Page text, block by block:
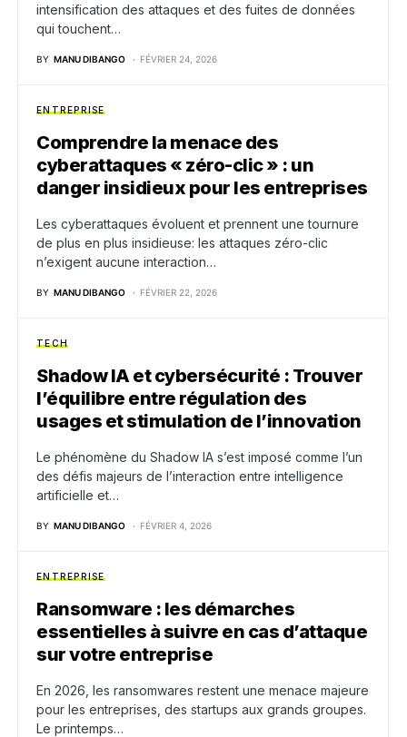
intensification des attaques et des fuites de données
qui touchent…
BY MANU DIBANGO FÉVRIER 24, 2026
ENTREPRISE
Comprendre la menace des
cyberattaques « zéro-clic » : un
danger insidieux pour les entreprises
Les cyberattaques évoluent et prennent une tournure
de plus en plus insidieuse: les attaques zéro-clic
n’exigent aucune interaction…
BY MANU DIBANGO FÉVRIER 22, 2026
TECH
Shadow IA et cybersécurité : Trouver
l’équilibre entre régulation des
usages et stimulation de l’innovation
Le phénomène du Shadow IA s’est imposé comme l’un
des défis majeurs de l’interaction entre intelligence
artificielle et…
BY MANU DIBANGO FÉVRIER 4, 2026
ENTREPRISE
Ransomware : les démarches
essentielles à suivre en cas d’attaque
sur votre entreprise
En 2026, les ransomwares restent une menace majeure
pour les entreprises, des startups aux grands groupes.
Le printemps…